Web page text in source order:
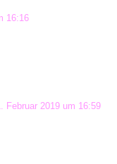
16:16
Februar 2019 um 16:59